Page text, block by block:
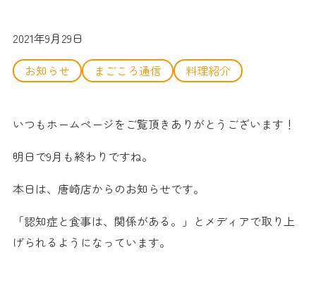
2021年9月29日
お知らせ
まごころ通信 料理紹介
いつもホームページをご覧頂きありがとうございます！
明日で9月も終わりですね。
本日は、唐崎店からのお知らせです。
「認知症と食事は、関係がある。」とメディアで取り上
げられるようになっています。